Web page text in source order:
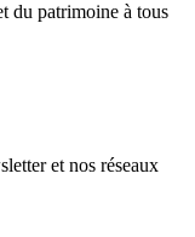
du patrimoine à tous
et nos réseaux